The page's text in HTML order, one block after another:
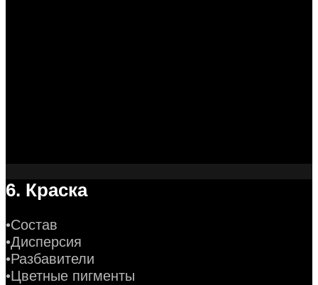
6. Краска
•Состав
•Дисперсия
•Разбавители
•Цветные пигменты